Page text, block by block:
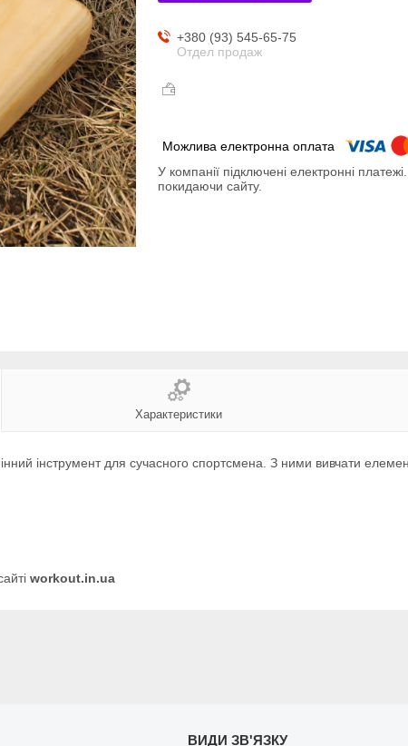
+380 (93) 545-65-75
Отдел продаж
У компанії підключені електронні
покидаючи сайту.
Характеристики
інструмент для сучасного спортсмена. З ними вивчати
workout.in.ua